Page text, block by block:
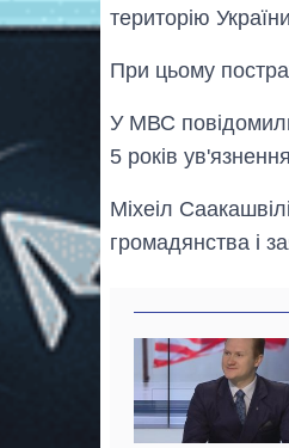
територію
При цьому
У МВС
5 років
Міхеіл
громадянства і